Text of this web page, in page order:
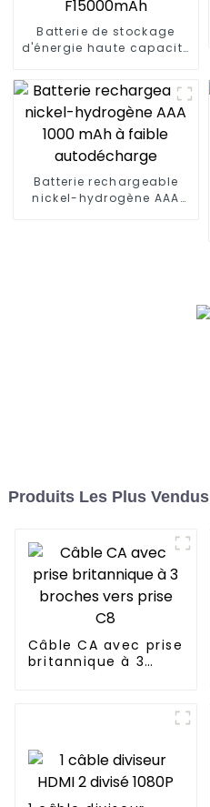
Batterie de stockage
d'énergie haute capacité
Batterie rechargeable
nickel-hydrogène AAA
Produits Les Plus Vendus
Câble CA avec prise
britannique à 3